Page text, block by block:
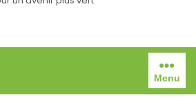
Menu